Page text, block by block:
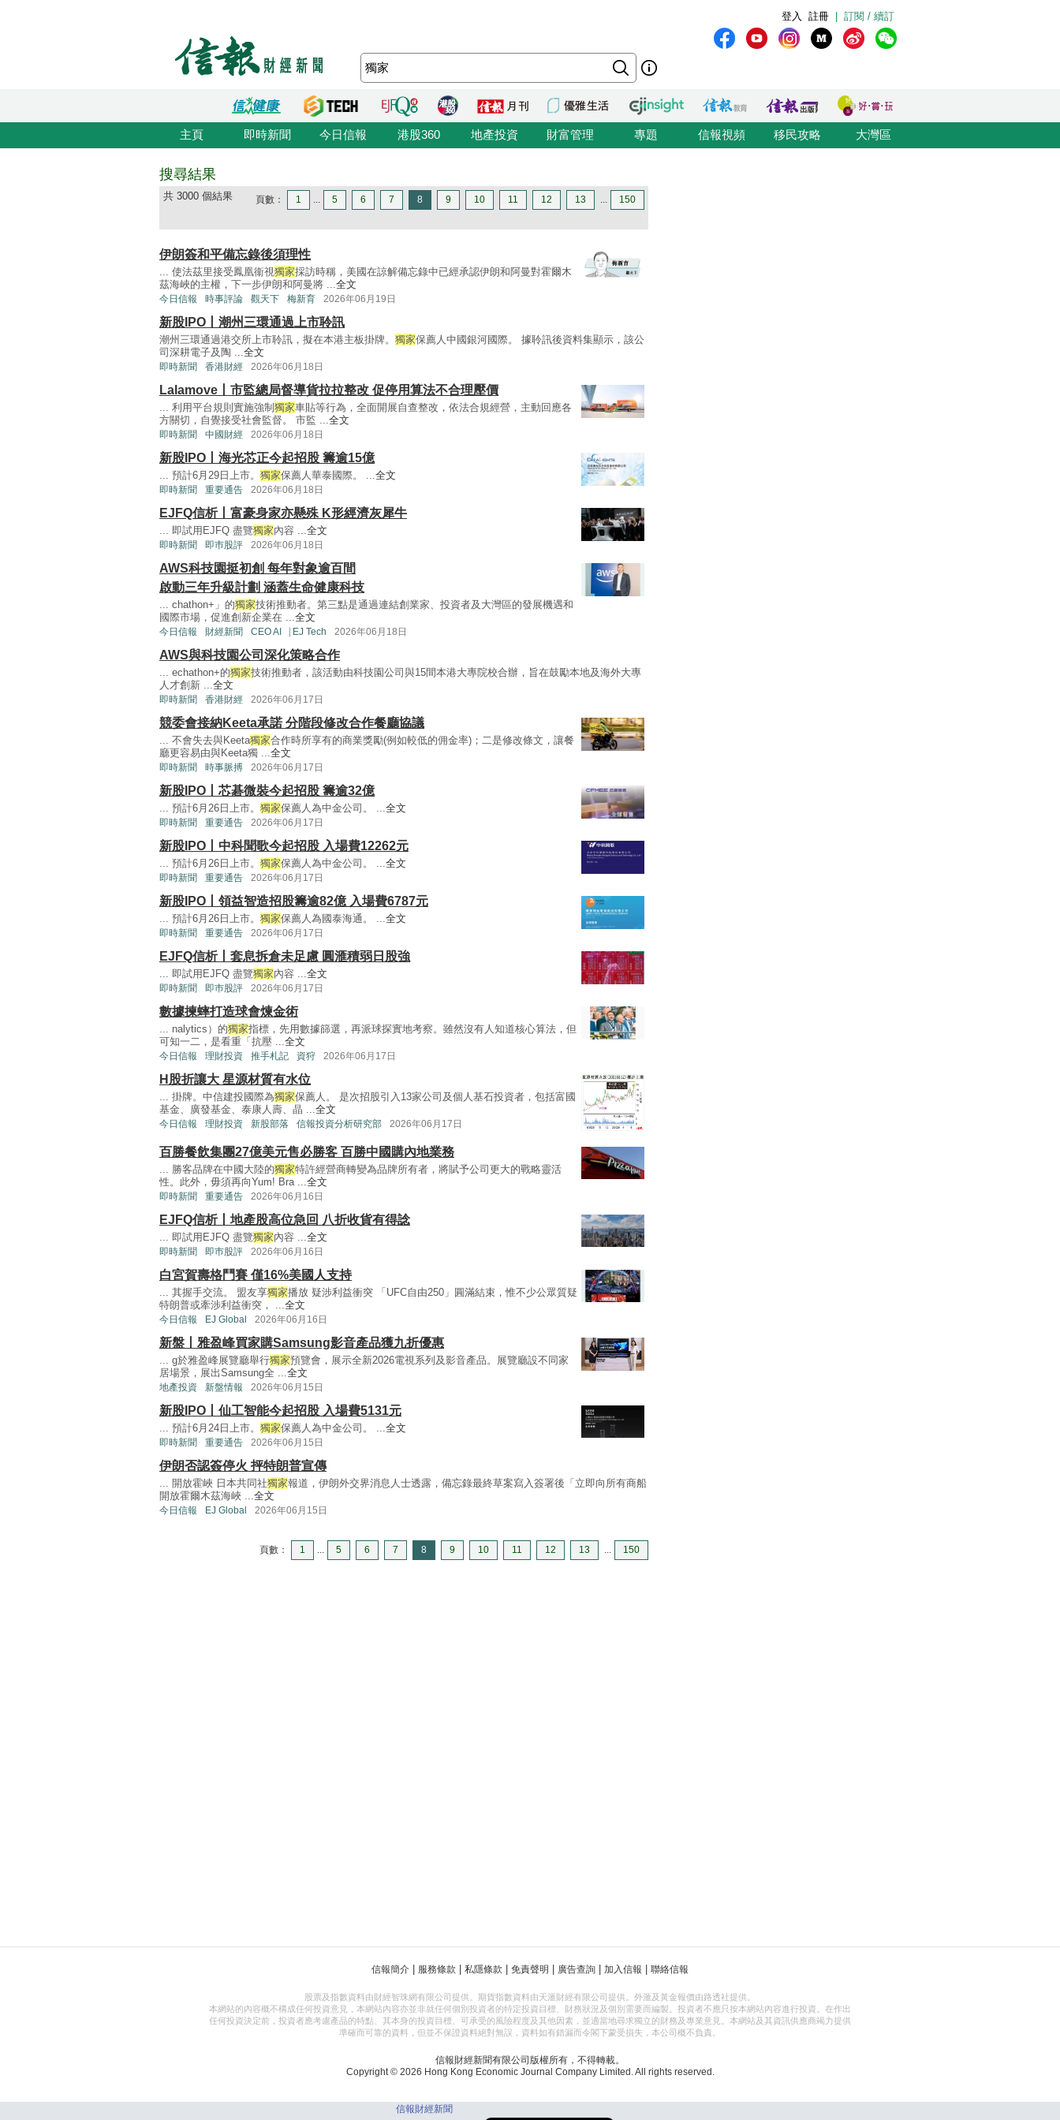
訂閱 / 續訂
註冊
登入
主頁 即時新聞 今日信報 港股360 地產投資 財富管理 專題 信報視頻 移民攻略 大灣區
搜尋結果
共 3000 個結果 頁數： 1 ... 5 6 7 8 9 10 11 12 13 ... 150
伊朗簽和平備忘錄後須理性
... 使法茲里接受鳳凰衞視獨家採訪時稱，美國在諒解備忘錄中已經承認伊朗和阿曼對霍爾木
茲海峽的主權，下一步伊朗和阿曼將 ...全文
今日信報 時事評論 觀天下 梅新育 2026年06月19日
新股IPO丨潮州三環通過上市聆訊
潮州三環通過港交所上市聆訊，擬在本港主板掛牌。 獨家保薦人中國銀河國際。 據聆訊後資料集顯示，該公
司深耕電子及陶 ...全文
即時新聞 香港財經 2026年06月18日
Lalamove丨市監總局督導貨拉拉整改 促停用算法不合理壓價
... 利用平台規則實施強制 獨家車貼等行為，全面開展自查整改，依法合規經營，主動回應各
方關切，自覺接受社會監督。 市監 ...全文
即時新聞 中國財經 2026年06月18日
新股IPO丨海光芯正今起招股 籌逾15億
... 預計6月29日上市。 獨家保薦人華泰國際。 ...全文
即時新聞 重要通告 2026年06月18日
EJFQ信析丨富豪身家亦懸殊 K形經濟灰犀牛
... 即試用EJFQ 盡覽獨家內容 ...全文
即時新聞 即巿股評 2026年06月18日
AWS科技園挺初創 每年對象逾百間
啟動三年升級計劃 涵蓋生命健康科技
... chathon+」的獨家技術推動者。第三點是通過連結創業家、投資者及大灣區的發展機遇和
國際市場，促進創新企業在 ...全文
今日信報 財經新聞 CEO AI⎹ EJ Tech 2026年06月18日
AWS與科技園公司深化策略合作
... echathon+的獨家技術推動者，該活動由科技園公司與15間本港大專院校合辦，旨在鼓勵本地及海外大專
人才創新 ...全文
即時新聞 香港財經 2026年06月17日
競委會接納Keeta承諾 分階段修改合作餐廳協議
... 不會失去與Keeta獨家合作時所享有的商業獎勵(例如較低的佣金率)；二是修改條文，讓餐
廳更容易由與Keeta獨 ...全文
即時新聞 時事脈搏 2026年06月17日
新股IPO丨芯碁微裝今起招股 籌逾32億
... 預計6月26日上市。 獨家保薦人為中金公司。 ...全文
即時新聞 重要通告 2026年06月17日
新股IPO丨中科聞歌今起招股 入場費12262元
... 預計6月26日上市。 獨家保薦人為中金公司。 ...全文
即時新聞 重要通告 2026年06月17日
新股IPO丨領益智造招股籌逾82億 入場費6787元
... 預計6月26日上市。 獨家保薦人為國泰海通。 ...全文
即時新聞 重要通告 2026年06月17日
EJFQ信析丨套息拆倉未足慮 圓滙積弱日股強
... 即試用EJFQ 盡覽獨家內容 ...全文
即時新聞 即巿股評 2026年06月17日
數據揀蟀打造球會煉金術
... nalytics）的獨家指標，先用數據篩選，再派球探實地考察。雖然沒有人知道核心算法，但
可知一二，是看重「抗壓 ...全文
今日信報 理財投資 推手札記 資狩 2026年06月17日
H股折讓大 星源材質有水位
... 掛牌。中信建投國際為獨家保薦人。 是次招股引入13家公司及個人基石投資者，包括富國
基金、廣發基金、泰康人壽、晶 ...全文
今日信報 理財投資 新股部落 信報投資分析研究部 2026年06月17日
百勝餐飲集團27億美元售必勝客 百勝中國購內地業務
... 勝客品牌在中國大陸的獨家特許經營商轉變為品牌所有者，將賦予公司更大的戰略靈活
性。此外，毋須再向Yum! Bra ... 全文
即時新聞 重要通告 2026年06月16日
EJFQ信析丨地產股高位急回 八折收貨有得諗
... 即試用EJFQ 盡覽獨家內容 ... 全文
即時新聞 即巿股評 2026年06月16日
白宮賀壽格鬥賽 僅16%美國人支持
... 其握手交流。 盟友享獨家播放 疑涉利益衝突 「UFC自由250」圓滿結束，惟不少公眾質疑
特朗普或牽涉利益衝突， ... 全文
今日信報 EJ Global 2026年06月16日
新盤丨雅盈峰買家購Samsung影音產品獲九折優惠
... g於雅盈峰展覽廳舉行獨家預覽會，展示全新2026電視系列及影音產品。展覽廳設不同家
居場景，展出Samsung全 ... 全文
地產投資 新盤情報 2026年06月15日
新股IPO丨仙工智能今起招股 入場費5131元
... 預計6月24日上市。 獨家保薦人為中金公司。 ... 全文
即時新聞 重要通告 2026年06月15日
伊朗否認簽停火 抨特朗普宣傳
... 開放霍峽 日本共同社獨家報道，伊朗外交界消息人士透露，備忘錄最終草案寫入簽署後「立即向所有商船
開放霍爾木茲海峽 ... 全文
今日信報 EJ Global 2026年06月15日
頁數： 1 5 6 7 8 9 10 11 12 13 150
信報簡介 | 服務條款 | 私隱條款 | 免責聲明 | 廣告查詢 | 加入信報 | 聯絡信報
股票及指數資料由財經智珠網有限公司提供。期貨指數資料由天滙財經有限公司提供。外滙及黃金報價由路透社提供。
本網站的內容概不構成任何投資意見，本網站內容亦並非就任何個別投資者的特定投資目標、財務狀況及個別需要而編製。投資者不應只按本網站內容進行投資。在作出
任何投資決定前，投資者應考慮產品的特點、其本身的投資目標、可承受的風險程度及其他因素，並適當地尋求獨立的財務及專業意見。本網站及其資訊供應商竭力提供
準確而可靠的資料，但並不保證資料絕對無誤，資料如有錯漏而令閣下蒙受損失，本公司概不負責。
信報財經新聞有限公司版權所有，不得轉載。
Copyright © 2026 Hong Kong Economic Journal Company Limited. All rights reserved.
信報財經新聞